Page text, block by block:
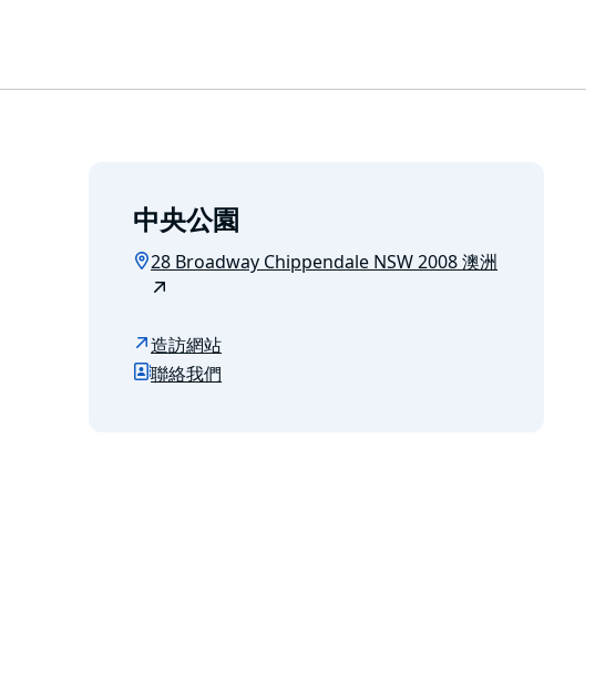
中央公園
28 Broadway Chippendale NSW 2008 澳洲
造訪網站
聯絡我們